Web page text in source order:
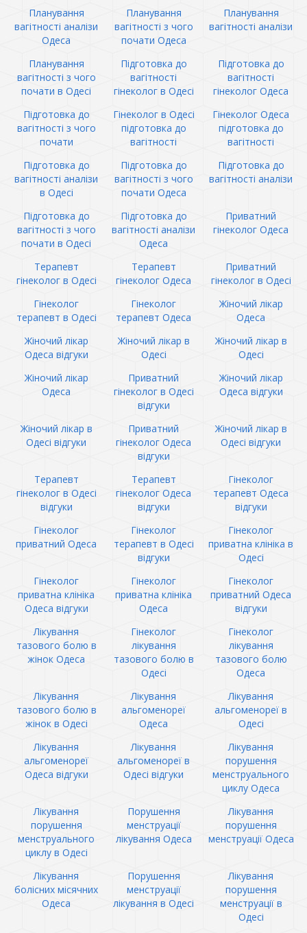
Планування
вагітності аналізи
Одеса
Планування
вагітності з чого
почати Одеса
Планування
вагітності аналізи
Планування
вагітності з чого
почати в Одесі
Підготовка до
вагітності
гінеколог в Одесі
Підготовка до
вагітності
гінеколог Одеса
Підготовка до
вагітності з чого
почати
Гінеколог в Одесі
підготовка до
вагітності
Гінеколог Одеса
підготовка до
вагітності
Підготовка до
вагітності аналізи
в Одесі
Підготовка до
вагітності з чого
почати Одеса
Підготовка до
вагітності аналізи
Підготовка до
вагітності з чого
почати в Одесі
Підготовка до
вагітності аналізи
Одеса
Приватний
гінеколог Одеса
Терапевт
гінеколог в Одесі
Терапевт
гінеколог Одеса
Приватний
гінеколог в Одесі
Гінеколог
терапевт в Одесі
Гінеколог
терапевт Одеса
Жіночий лікар
Одеса
Жіночий лікар
Одеса відгуки
Жіночий лікар в
Одесі
Жіночий лікар в
Одесі
Жіночий лікар
Одеса
Приватний
гінеколог в Одесі
відгуки
Жіночий лікар
Одеса відгуки
Жіночий лікар в
Одесі відгуки
Приватний
гінеколог Одеса
відгуки
Жіночий лікар в
Одесі відгуки
Терапевт
гінеколог в Одесі
відгуки
Терапевт
гінеколог Одеса
відгуки
Гінеколог
терапевт Одеса
відгуки
Гінеколог
приватний Одеса
Гінеколог
терапевт в Одесі
відгуки
Гінеколог
приватна клініка в
Одесі
Гінеколог
приватна клініка
Одеса відгуки
Гінеколог
приватна клініка
Одеса
Гінеколог
приватний Одеса
відгуки
Лікування
тазового болю в
жінок Одеса
Гінеколог
лікування
тазового болю в
Одесі
Гінеколог
лікування
тазового болю
Одеса
Лікування
тазового болю в
жінок в Одесі
Лікування
альгоменореї
Одеса
Лікування
альгоменореї в
Одесі
Лікування
альгоменореї
Одеса відгуки
Лікування
альгоменореї в
Одесі відгуки
Лікування
порушення
менструального
циклу Одеса
Лікування
порушення
менструального
циклу в Одесі
Порушення
менструації
лікування Одеса
Лікування
порушення
менструації Одеса
Лікування
болісних місячних
Одеса
Порушення
менструації
лікування в Одесі
Лікування
порушення
менструації в
Одесі